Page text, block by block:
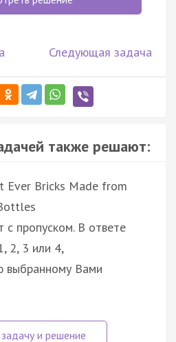
Следующая задача
также решают:
Ever Bricks Made from
с пропуском. В ответе
2, 3 или 4,
выбранному Вами